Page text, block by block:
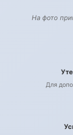
На фото
Для